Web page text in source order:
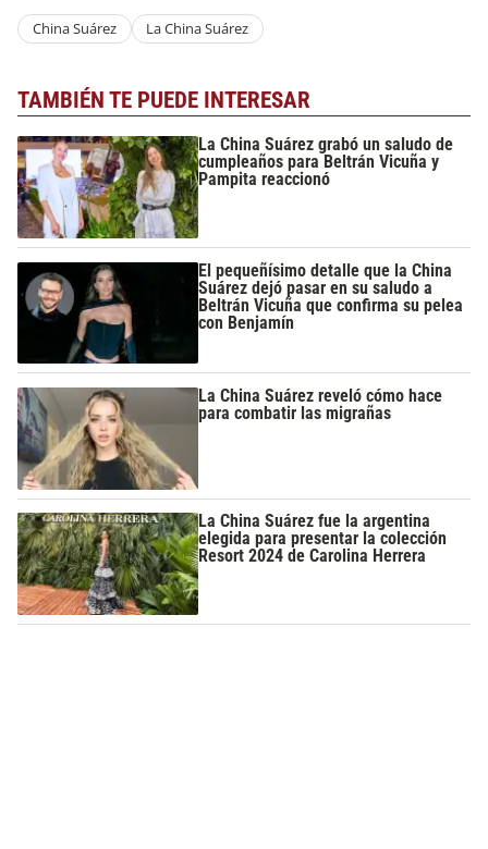
China Suárez La China Suárez
TAMBIÉN TE PUEDE INTERESAR
La China Suárez grabó un saludo de
cumpleaños para Beltrán Vicuña y
Pampita reaccionó
El pequeñísimo detalle que la China
Suárez dejó pasar en su saludo a
Beltrán Vicuña que confirma su pelea
con Benjamín
La China Suárez reveló cómo hace
para combatir las migrañas
La China Suárez fue la argentina
elegida para presentar la colección
Resort 2024 de Carolina Herrera